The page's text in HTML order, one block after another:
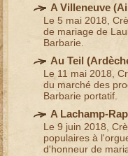
A Villeneuve (
Le 5 mai 2018,
de mariage de
Barbarie.
Au Teil (
Le 11 mai 2018,
du marché des
Barbarie portatif.
A Lachamp-
Le 9 juin 2018,
populaires à
d'honneur de